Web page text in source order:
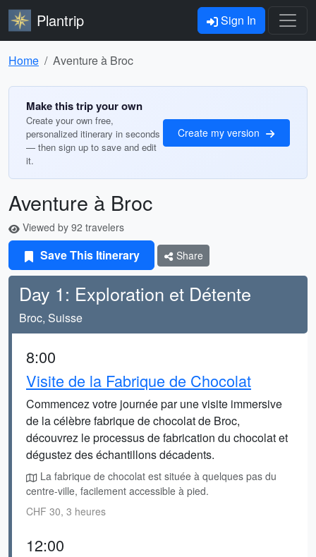
Plantrip Sign In
Home Aventure à Broc
Make this trip your own
Create your own free,
personalized itinerary in seconds
— then sign up to save and edit
it.
Create my version
Aventure à Broc
Viewed by 92 travelers
Save This Itinerary Share
Day 1: Exploration et Détente
Broc, Suisse
8:00
Visite de la Fabrique de Chocolat
Commencez votre journée par une visite immersive
de la célèbre fabrique de chocolat de Broc,
découvrez le processus de fabrication du chocolat et
dégustez des échantillons décadents.
La fabrique de chocolat est située à quelques pas du
centre-ville, facilement accessible à pied.
CHF 30, 3 heures
12:00